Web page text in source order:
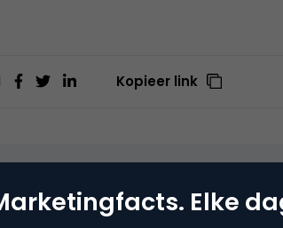
Kopieer link
bijUpstream Elke